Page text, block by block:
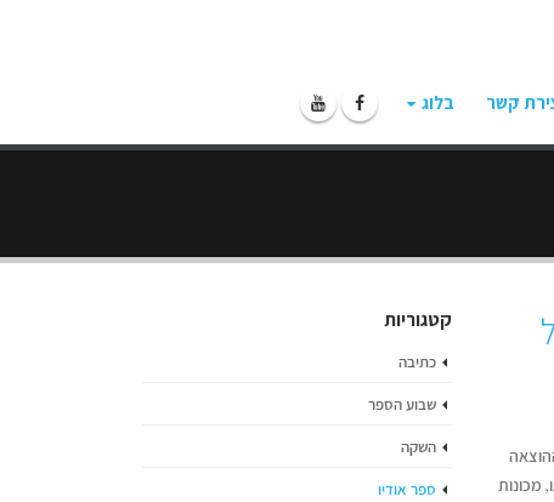
קשר בלוג
מכונות
קטגוריות
כתיבה
שבוע הספר
השקה
ספר אודיו